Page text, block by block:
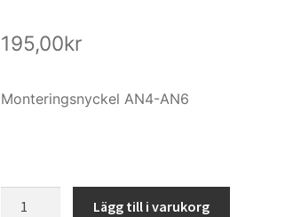
195,00kr
Monteringsnyckel AN4-AN6
Lägg till i varukorg